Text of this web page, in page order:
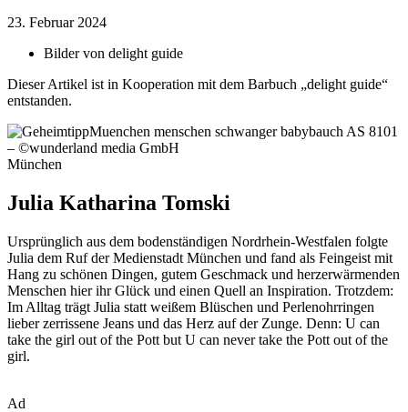
23. Februar 2024
Bilder von delight guide
Dieser Artikel ist in Kooperation mit dem Barbuch „delight guide“
entstanden.
München
Julia Katharina Tomski
Ursprünglich aus dem bodenständigen Nordrhein-Westfalen folgte
Julia dem Ruf der Medienstadt München und fand als Feingeist mit
Hang zu schönen Dingen, gutem Geschmack und herzerwärmenden
Menschen hier ihr Glück und einen Quell an Inspiration. Trotzdem:
Im Alltag trägt Julia statt weißem Blüschen und Perlenohrringen
lieber zerrissene Jeans und das Herz auf der Zunge. Denn: U can
take the girl out of the Pott but U can never take the Pott out of the
girl.
Ad